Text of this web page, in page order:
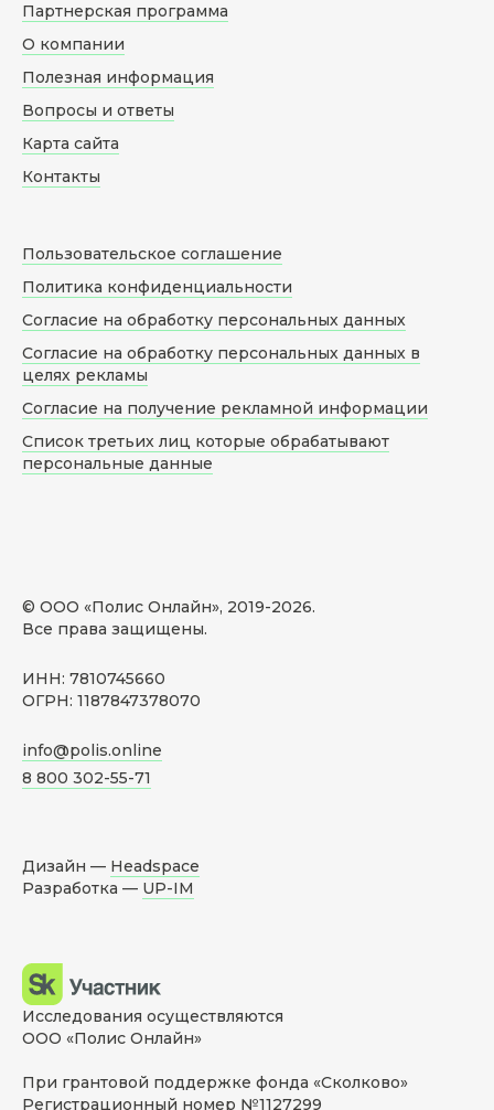
© ООО «Полис Онлайн», 2019-2026.
Все права защищены.
ИНН: 7810745660
ОГРН: 1187847378070
info@polis.online
8 800 302-55-71
Партнерская программа
О компании
Полезная информация
Вопросы и ответы
Карта сайта
Контакты
Пользовательское соглашение
Политика конфиденциальности
Согласие на обработку персональных данных
Согласие на обработку персональных данных в
целях рекламы
Согласие на получение рекламной информации
Список третьих лиц которые обрабатывают
персональные данные
Дизайн — Headspace
Разработка — UP-IM
Исследования осуществляются
ООО «Полис Онлайн»
При грантовой поддержке фонда «Сколково»
Регистрационный номер №1127299